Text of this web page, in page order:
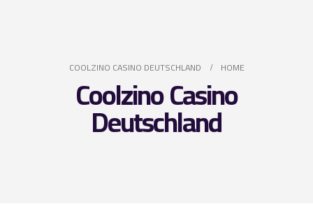
HOME
COOLZINO CASINO DEUTSCHLAND
Coolzino Casino
Deutschland